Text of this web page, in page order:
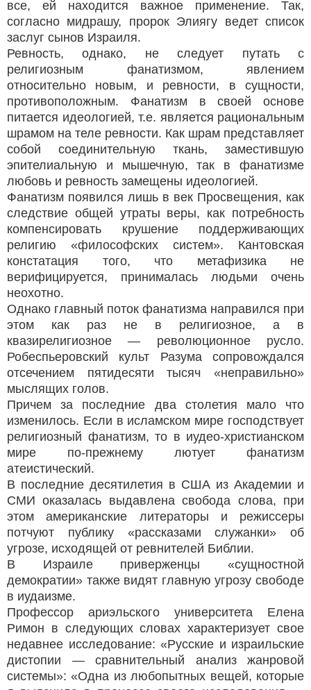
все, ей находится важное применение. Так,
согласно мидрашу, пророк Элиягу ведет список
заслуг сынов Израиля.
Ревность, однако, не следует путать с
религиозным фанатизмом, явлением
относительно новым, и ревности, в сущности,
противоположным. Фанатизм в своей основе
питается идеологией, т.е. является рациональным
шрамом на теле ревности. Как шрам представляет
собой соединительную ткань, заместившую
эпителиальную и мышечную, так в фанатизме
любовь и ревность замещены идеологией.
Фанатизм появился лишь в век Просвещения, как
следствие общей утраты веры, как потребность
компенсировать крушение поддерживающих
религию «философских систем». Кантовская
констатация того, что метафизика не
верифицируется, принималась людьми очень
неохотно.
Однако главный поток фанатизма направился при
этом как раз не в религиозное, а в
квазирелигиозное — революционное русло.
Робеспьеровский культ Разума сопровождался
отсечением пятидесяти тысяч «неправильно»
мыслящих голов.
Причем за последние два столетия мало что
изменилось. Если в исламском мире господствует
религиозный фанатизм, то в иудео-христианском
мире по-прежнему лютует фанатизм
атеистический.
В последние десятилетия в США из Академии и
СМИ оказалась выдавлена свобода слова, при
этом американские литераторы и режиссеры
потчуют публику «рассказами служанки» об
угрозе, исходящей от ревнителей Библии.
В Израиле приверженцы «сущностной
демократии» также видят главную угрозу свободе
в иудаизме.
Профессор ариэльского университета Елена
Римон в следующих словах характеризует свое
недавнее исследование: «Русские и израильские
дистопии — сравнительный анализ жанровой
системы»: «Одна из любопытных вещей, которые